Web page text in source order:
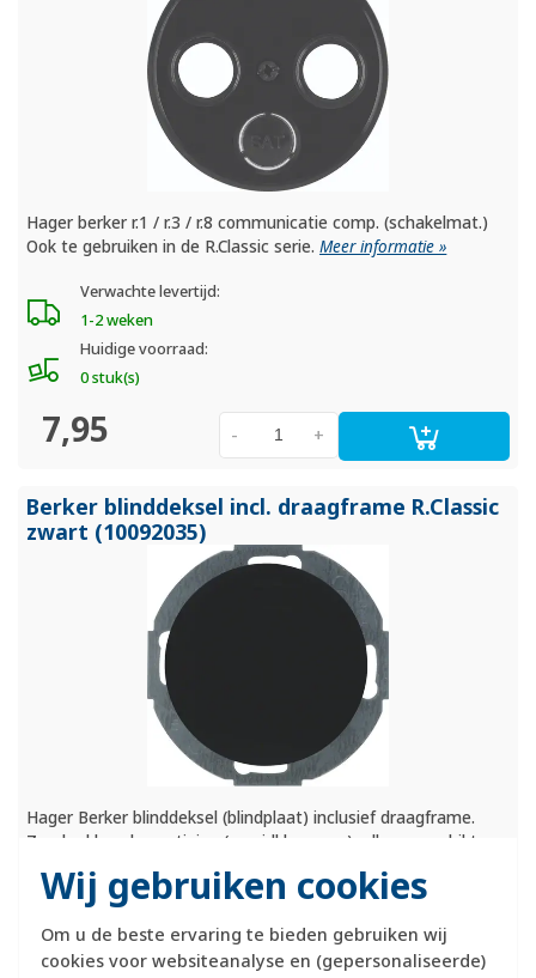
Wij gebruiken cookies
Om u de beste ervaring te bieden gebruiken wij
cookies voor websiteanalyse en (gepersonaliseerde)
Hager berker r.1 / r.3 / r.8 communicatie comp. (schakelmat.)
Ook te gebruiken in de R.Classic serie.Meer informatie »
Verwachte levertijd:
1-2 weken
Huidige voorraad:
0 stuk(s)
7,95 +
-
Berker blinddeksel incl. draagframe R.Classic
zwart (10092035)
Hager Berker blinddeksel (blindplaat) inclusief draagframe.
Zonder klauwbevestiging (spreidklemmen), alleen geschikt
zwart glans. Meer informatie »
Verwachte levertijd:
1-2 weken